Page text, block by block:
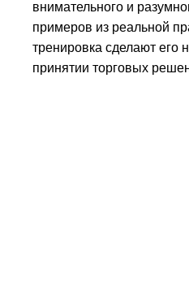
внимательного и
примеров из реальной
тренировка сделают
принятии торговых